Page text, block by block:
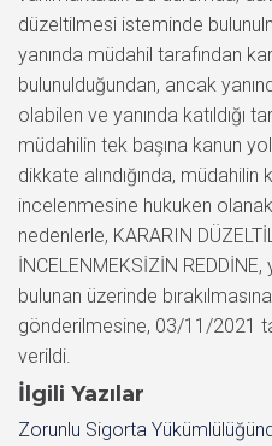
düzeltilmesi isteminde
yanında müdahil tarafından
bulunulduğundan, ancak
olabilen ve yanında katıldığı
müdahilin tek başına kanun
dikkate alındığında,
incelenmesine hukuken
nedenlerle, KARARIN
İNCELENMEKSİZİN
bulunan üzerinde
gönderilmesine, 03/11/2021
verildi.
İlgili Yazılar
Zorunlu Sigorta